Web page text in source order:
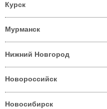
Курск
Мурманск
Нижний Новгород
Новороссийск
Новосибирск